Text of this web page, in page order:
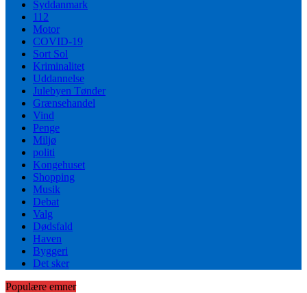
Syddanmark
112
Motor
COVID-19
Sort Sol
Kriminalitet
Uddannelse
Julebyen Tønder
Grænsehandel
Vind
Penge
Miljø
politi
Kongehuset
Shopping
Musik
Debat
Valg
Dødsfald
Haven
Byggeri
Det sker
Populære emner